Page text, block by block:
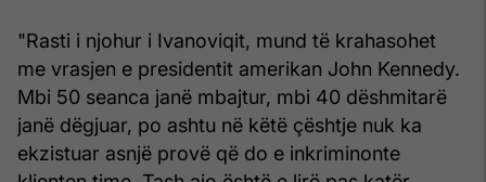
"Rasti i njohur i Ivanoviqit, mund të krahasohet
me vrasjen e presidentit amerikan John Kennedy.
Mbi 50 seanca janë mbajtur, mbi 40 dëshmitarë
janë dëgjuar, po ashtu në këtë çështje nuk ka
ekzistuar asnjë provë që do e inkriminonte